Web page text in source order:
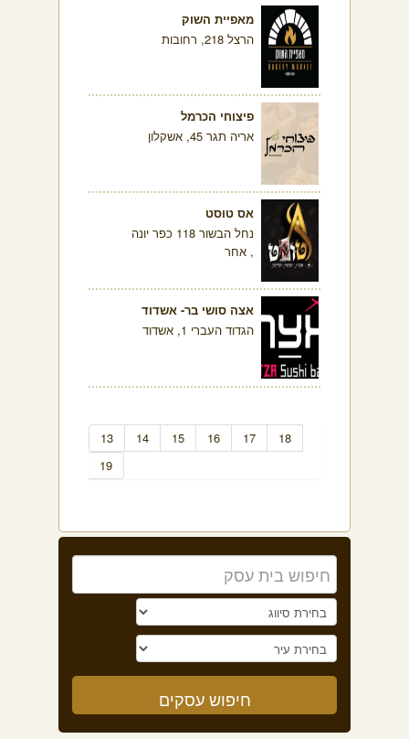
מאפיית השוק
הרצל 218, רחובות
פיצוחי הכרמל
אריה תגר 45, אשקלון
אס טוסט
נחל הבשור 118 כפר יונה
, אחר
אצה סושי בר- אשדוד
הגדוד העברי 1, אשדוד
13 14 15 16 17
18
19